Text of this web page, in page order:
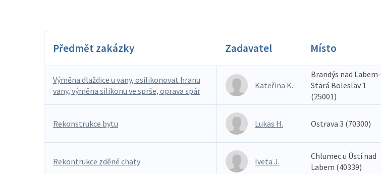
Předmět zakázky Zadavatel Místo
Výměna dlaždice u vany, osilikonovat hranu
vany, výměna silikonu ve sprše, oprava spár
Kateřina K.
Brandýs nad Labem-
Stará Boleslav 1
(25001)
Rekonstrukce bytu Lukas H. Ostrava 3 (70300)
Rekontrukce zděné chaty Iveta J.
Chlumec u Ústí nad
Labem (40339)